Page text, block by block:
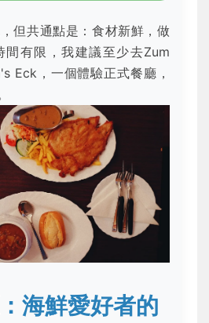
但共通點是：食材新鮮，做
間有限，我建議至少去Zum
Eck，一個體驗正式餐廳，
海鮮愛好者的